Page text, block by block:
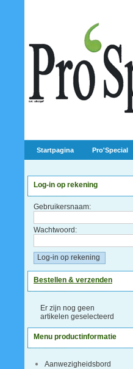
Startpagina Pro'Special
Log-in op rekening
Gebruikersnaam:
Wachtwoord:
Bestellen & verzenden
Er zijn nog geen
artikelen geselecteerd
Menu productinformatie
Aanwezigheidsbord